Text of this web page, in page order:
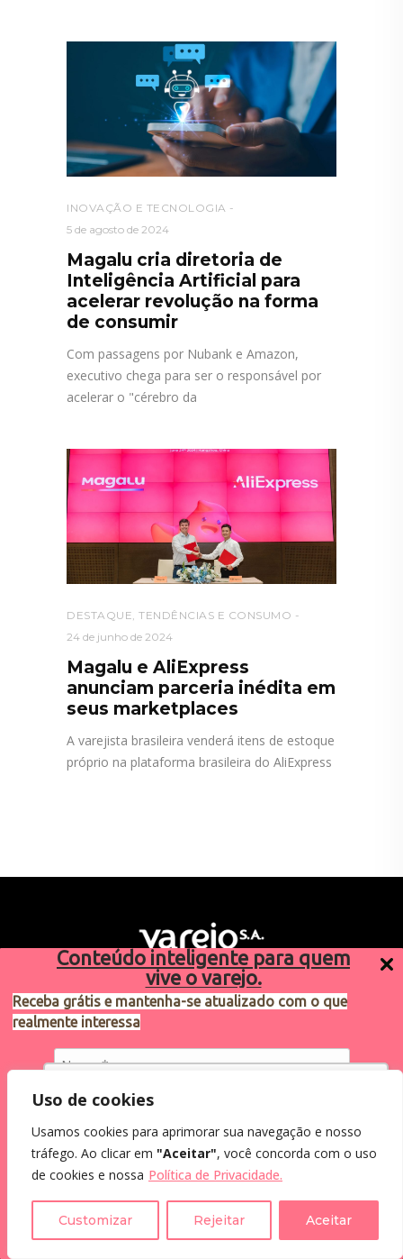
Conteúdo inteligente para quem
vive o varejo.
Receba grátis e mantenha-se atualizado com o que
realmente interessa
Eu concordo em receber comunicações.
Ao informar meus dados, eu concordo com a
Assine a Newsletter
Utilizamos cookies para oferecer melhor
como você interage em nosso site e
personalizar conteúdo.
Uso de cookies
Usamos cookies para aprimorar sua navegação e nosso
tráfego. Ao clicar em "Aceitar", você concorda com o uso
de cookies e nossa Política de Privacidade.
Customizar Rejeitar Aceitar
INOVAÇÃO E TECNOLOGIA
5 de agosto de 2024
Magalu cria diretoria de
Inteligência Artificial para
acelerar revolução na forma
de consumir
Com passagens por Nubank e Amazon,
executivo chega para ser o responsável por
acelerar o "cérebro da
DESTAQUE, TENDÊNCIAS E CONSUMO
24 de junho de 2024
Magalu e AliExpress
anunciam parceria inédita em
seus marketplaces
A varejista brasileira venderá itens de estoque
próprio na plataforma brasileira do AliExpress
Sugestões de pauta
varejosa@cndl.org.br
2024®. Todos os direitos reservados.